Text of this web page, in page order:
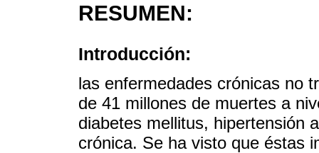
RESUMEN:
Introducción:
las enfermedades crónicas no
de 41 millones de muertes a
diabetes mellitus, hipertensión
crónica. Se ha visto que éstas